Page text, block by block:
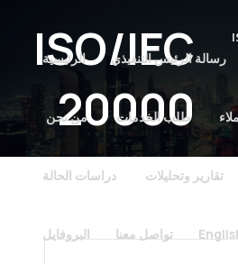
الرئيسية رسالة الرئيس التنفيذي
من نحن طلب الخدمات
دراسات الحالة تقارير وتحليلات
البروفايل تواصل معنا
ISO/IEC
20000